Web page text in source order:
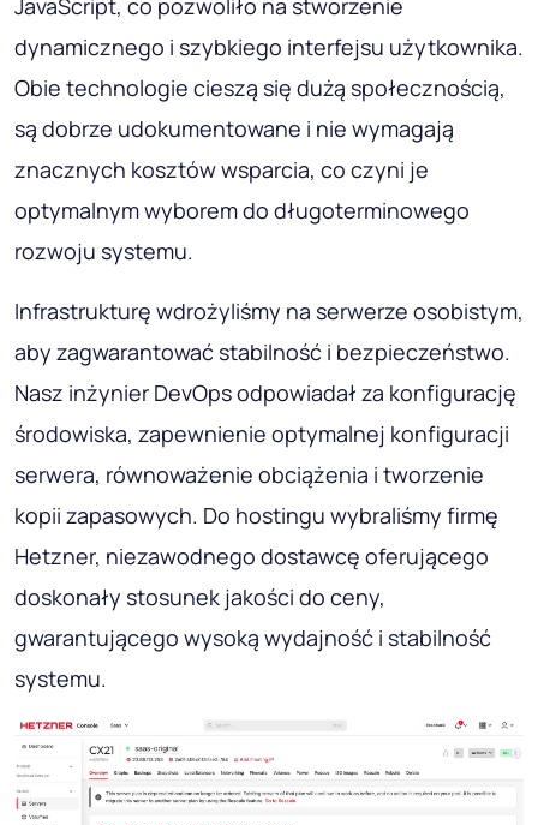
JavaScript, co pozwoliło na stworzenie
dynamicznego i szybkiego interfejsu użytkownika.
Obie technologie cieszą się dużą społecznością,
są dobrze udokumentowane i nie wymagają
znacznych kosztów wsparcia, co czyni je
optymalnym wyborem do długoterminowego
rozwoju systemu.
Infrastrukturę wdrożyliśmy na serwerze osobistym,
aby zagwarantować stabilność i bezpieczeństwo.
Nasz inżynier DevOps odpowiadał za konfigurację
środowiska, zapewnienie optymalnej konfiguracji
serwera, równoważenie obciążenia i tworzenie
kopii zapasowych. Do hostingu wybraliśmy firmę
Hetzner, niezawodnego dostawcę oferującego
doskonały stosunek jakości do ceny,
gwarantującego wysoką wydajność i stabilność
systemu.